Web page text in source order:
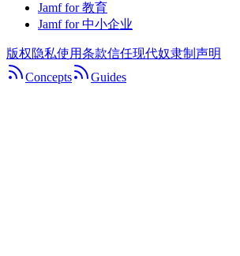
Jamf for 教育
Jamf for 中小企业
版权隐私使用条款信任现代奴隶制声明
Concepts
Guides